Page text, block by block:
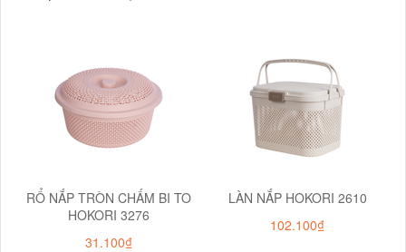
RỔ NẮP TRÒN CHẤM BI TO
HOKORI 3276
31.100₫
LÀN NẮP HOKORI 2610
102.100₫